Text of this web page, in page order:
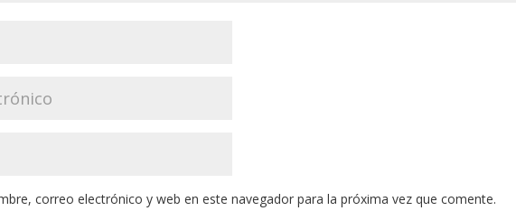
correo electrónico y web en este navegador para la próxima vez que comente.